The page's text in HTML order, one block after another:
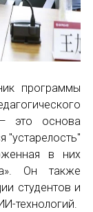
программы
— это основа
"устарелость"
в них
Он также
студентов и
технологий.